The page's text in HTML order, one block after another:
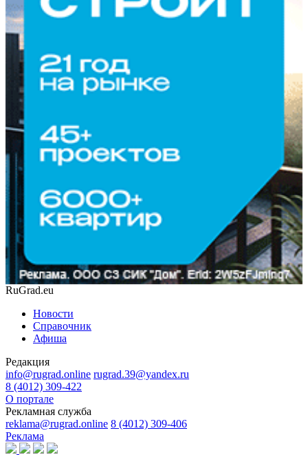
RuGrad.eu
Новости
Справочник
Афиша
Редакция
info@rugrad.online rugrad.39@yandex.ru
8 (4012) 309-422
О портале
Рекламная служба
reklama@rugrad.online 8 (4012) 309-406
Реклама